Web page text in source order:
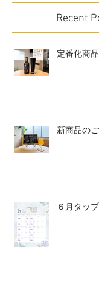
Recent
定番化商
新商品の
６月タッ